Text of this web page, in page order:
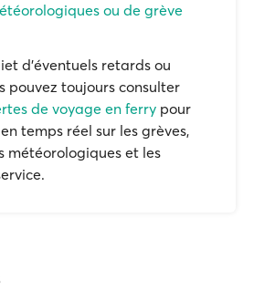
ou de grève
d'éventuels retards ou
pouvez toujours consulter
de voyage en ferry pour
temps réel sur les grèves,
météorologiques et les